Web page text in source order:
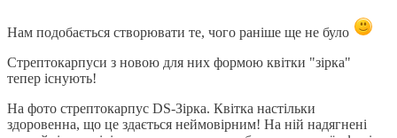
Нам подобається створювати те, чого раніше ще не було
Стрептокарпуси з новою для них формою квітки "зірка"
тепер існують!
На фото стрептокарпус DS-Зірка. Квітка настільки
здоровенна, що це здається неймовірним! На ній надягнені